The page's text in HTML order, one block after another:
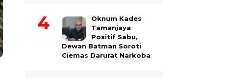
Oknum Kades
Tamanjaya
Positif Sabu,
Dewan Batman Soroti
Ciemas Darurat Narkoba